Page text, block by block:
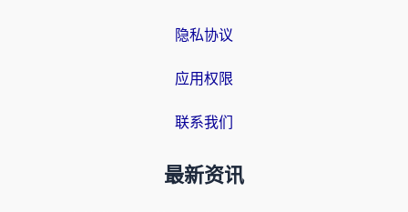
隐私协议
应用权限
联系我们
最新资讯